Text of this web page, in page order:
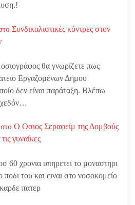
Συνδικαλιστικές κόντρες στον
θα γνωρίζετε πως
Εργαζομένων Δήμου
δεν είναι παράταξη. Βλέπω
στο Ο Οσιος Σεραφείμ της Δομβούς
γυναίκες
60 χρονια υπηρετει το μοναστηρι
του και ειναι στο νοσοκομείο
πατερ